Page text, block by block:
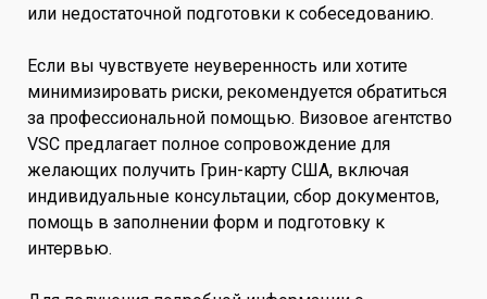
или недостаточной подготовки к собеседованию.
Если вы чувствуете неуверенность или хотите
минимизировать риски, рекомендуется обратиться
за профессиональной помощью. Визовое агентство
VSC предлагает полное сопровождение для
желающих получить Грин-карту США, включая
индивидуальные консультации, сбор документов,
помощь в заполнении форм и подготовку к
интервью.